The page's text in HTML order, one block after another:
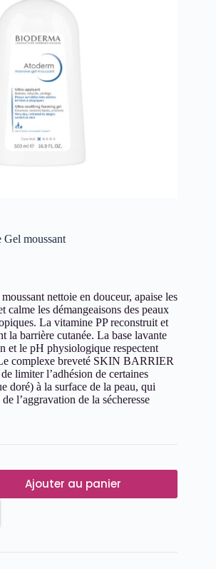
moussant
nettoie en douceur, apaise les
calme les démangeaisons des peaux
La vitamine PP reconstruit et
la barrière cutanée. La base lavante
et le pH physiologique respectent
complexe breveté SKIN BARRIER
limiter l’adhésion de certaines
doré) à la surface de la peau, qui
l’aggravation de la sécheresse
Ajouter au panier